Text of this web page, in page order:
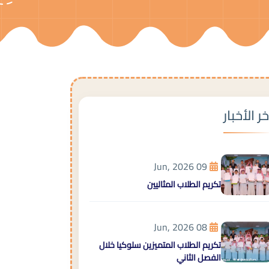
الأخبار
تكريم الطلاب المثاليين
08 Jun, 2026
تكريم الطلاب المتميزين سلوكيا خلال
الفصل الثاني